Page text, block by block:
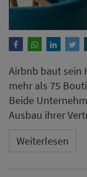
Airbnb baut sein
mehr als 75
Beide
Ausbau ihrer
Weiterlesen